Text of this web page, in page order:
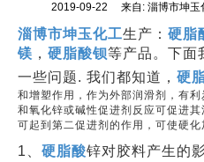
2019-09-22 来自: 淄博市坤玉
淄博市坤玉化工生产： 硬脂
镁 ， 硬脂酸钡等产品。下面
一些问题. 我们都知道， 硬
和增塑作用，作为外部润滑剂，有
和氧化锌或碱性促进剂反应可促进
可起到第二促进剂的作用，可使硬化
1、 硬脂酸锌对胶料产生的